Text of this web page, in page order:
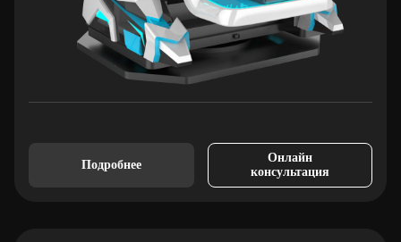
Подробнее
Онлайн
консультация